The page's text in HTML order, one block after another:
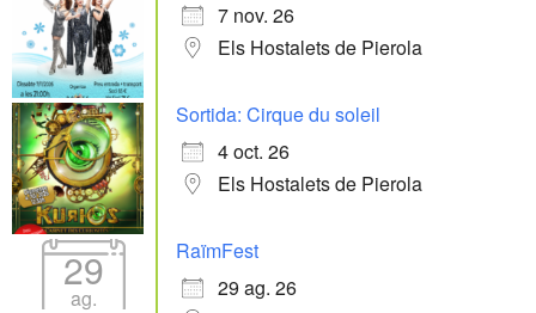
7 nov. 26
Els Hostalets de Pierola
Sortida: Cirque du soleil
4 oct. 26
Els Hostalets de Pierola
29
ag.
RaïmFest
29 ag. 26